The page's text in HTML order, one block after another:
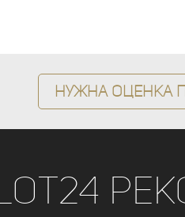
Нужна оценка